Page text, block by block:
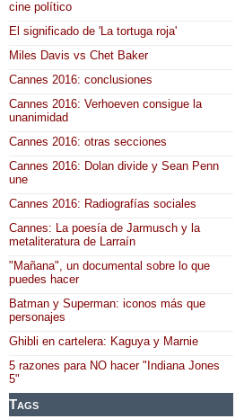
cine político
El significado de 'La tortuga roja'
Miles Davis vs Chet Baker
Cannes 2016: conclusiones
Cannes 2016: Verhoeven consigue la
unanimidad
Cannes 2016: otras secciones
Cannes 2016: Dolan divide y Sean Penn
une
Cannes 2016: Radiografías sociales
Cannes: La poesía de Jarmusch y la
metaliteratura de Larraín
"Mañana", un documental sobre lo que
puedes hacer
Batman y Superman: iconos más que
personajes
Ghibli en cartelera: Kaguya y Marnie
5 razones para NO hacer "Indiana Jones
5"
Tags